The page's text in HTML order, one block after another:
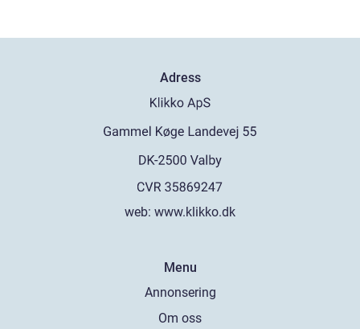
Adress
web: www.klikko.dk
Menu
Annonsering
Om oss